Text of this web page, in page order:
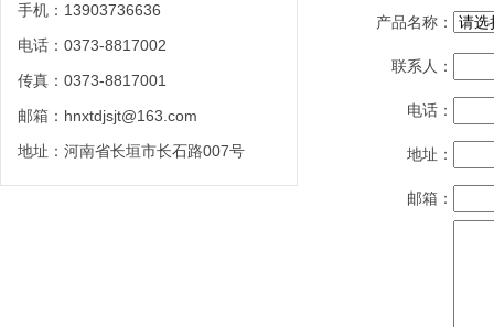
手机：13903736636
电话：0373-8817002
传真：0373-8817001
邮箱：hnxtdjsjt@163.com
地址：河南省长垣市长石路007号
产品名称：
联系人：
电话：
地址：
邮箱：